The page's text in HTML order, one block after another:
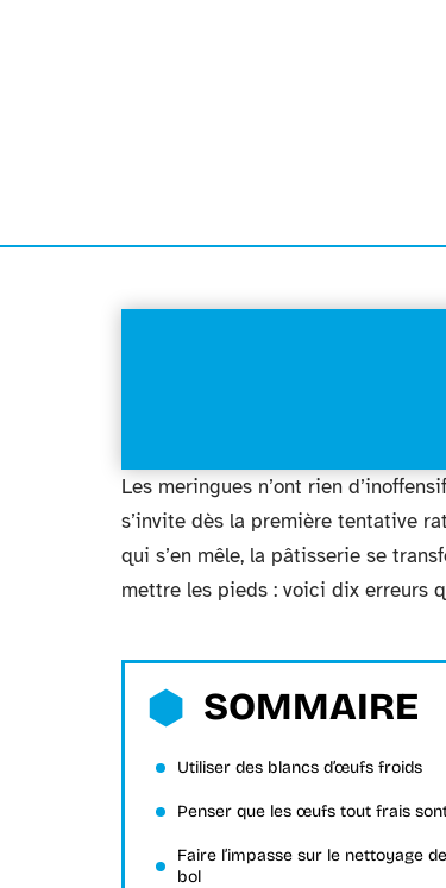
Les meringues n’ont rien
s’invite dès la première tentative
qui s’en mêle, la pâtisserie se
mettre les pieds : voici dix erreurs
SOMMAIRE
Utiliser des blancs d’œufs froids
Penser que les œufs tout frais
Faire l’impasse sur le nettoyage
bol